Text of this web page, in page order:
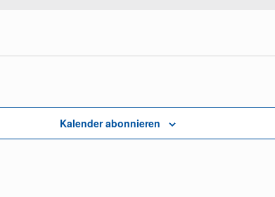
Kalender abonnieren